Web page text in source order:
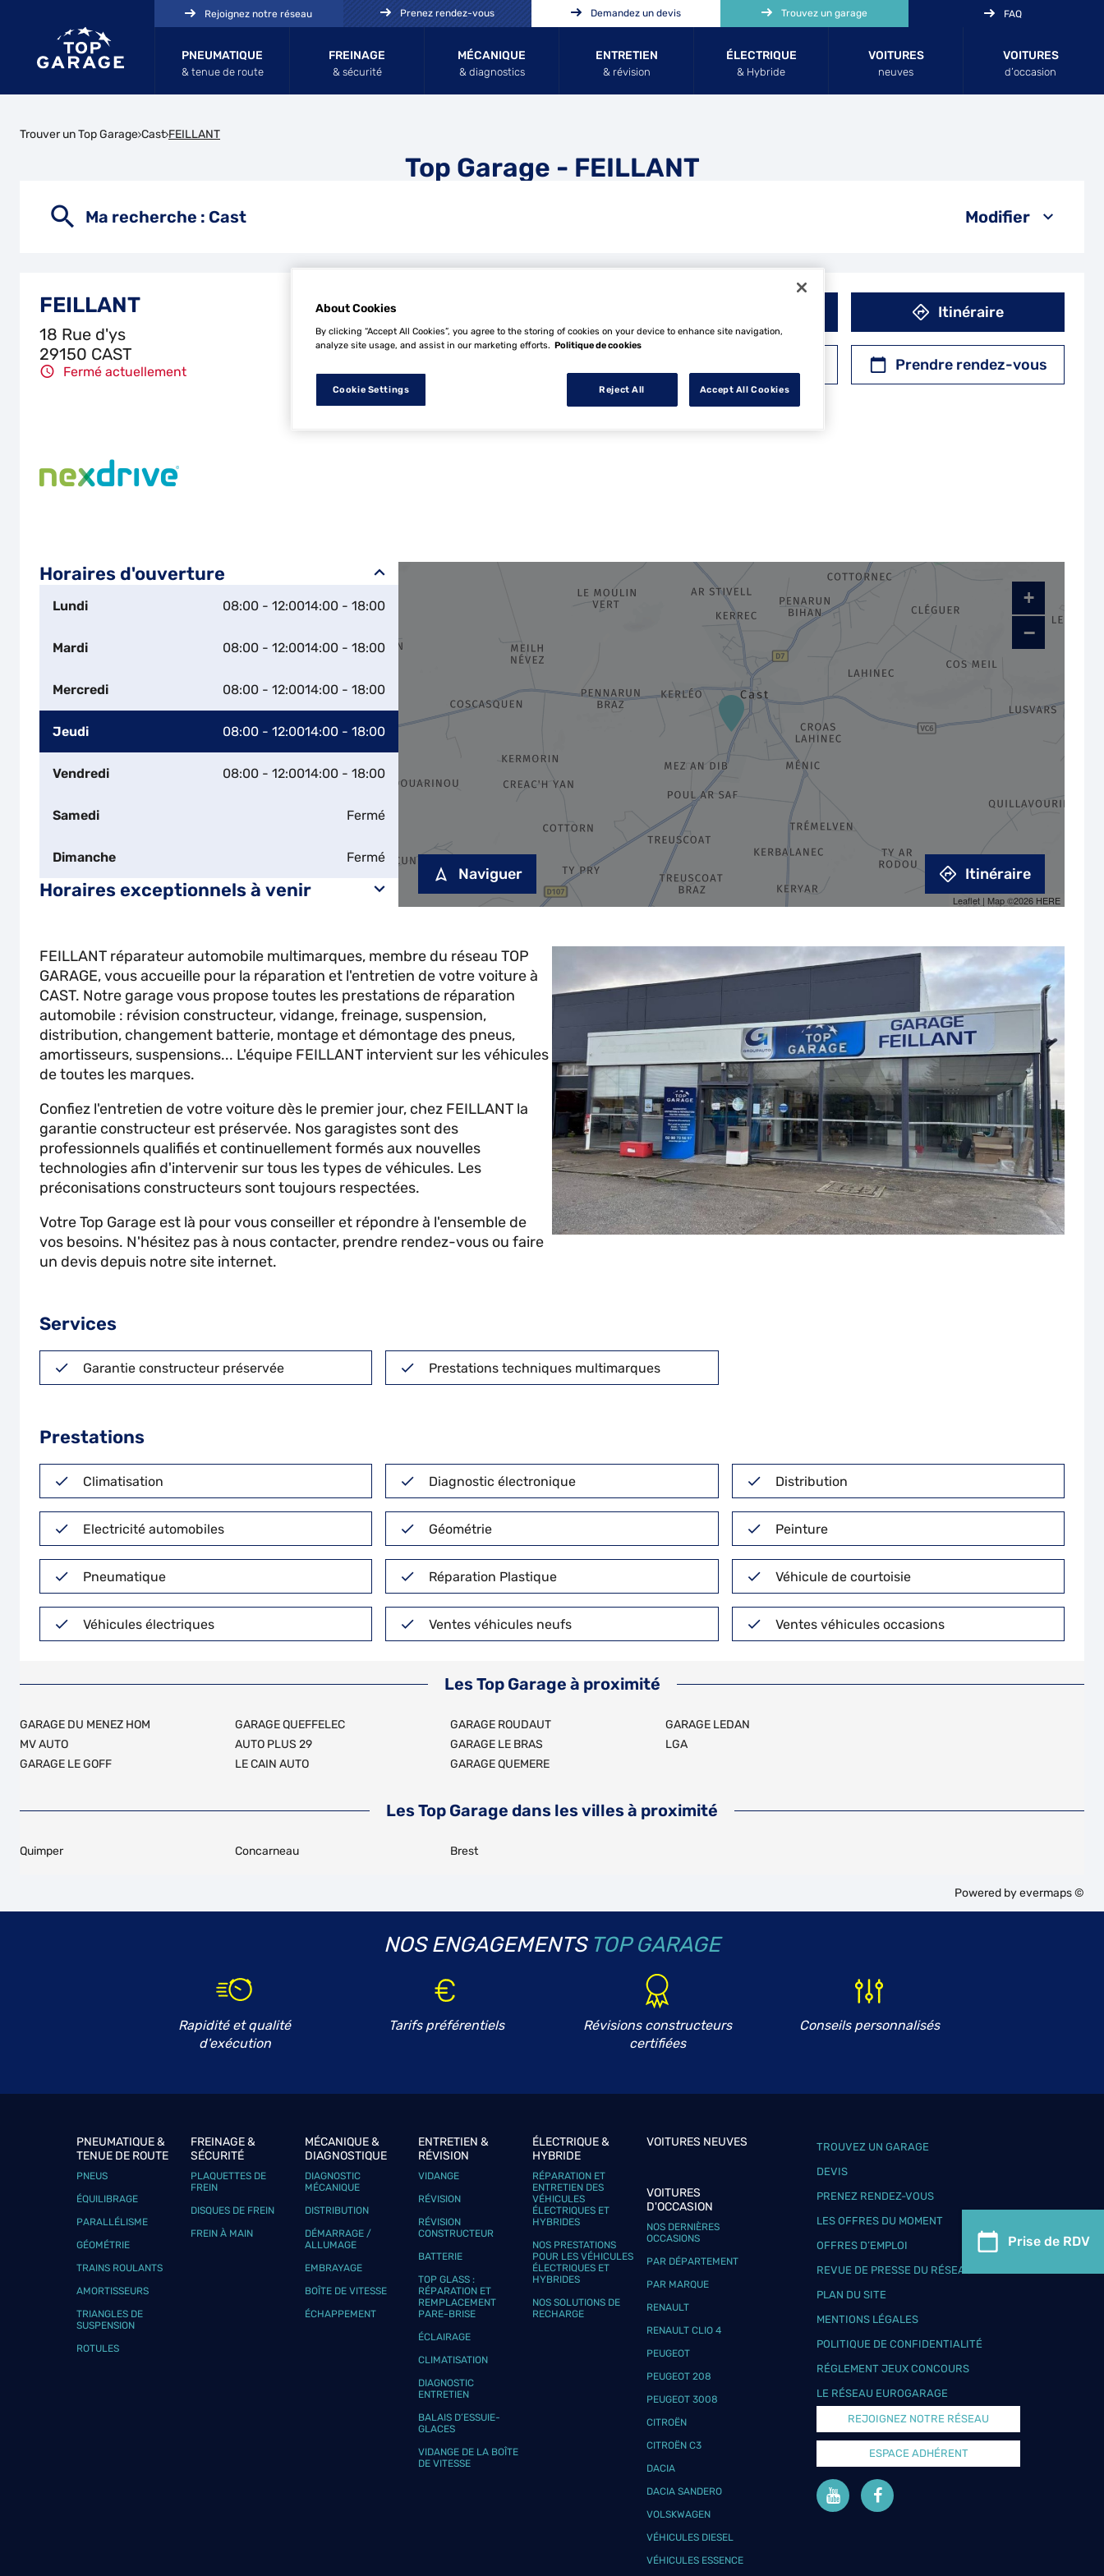
PNEUMATIQUE
& tenue de route
FREINAGE
& sécurité
MÉCANIQUE
& diagnostics
ENTRETIEN
& révision
ÉLECTRIQUE
& Hybride
VOITURES
neuves
VOITURES
d’occasion
Rejoignez notre réseau Prenez rendez-vous Demandez un devis Trouvez un garage FAQ
Trouver un Top Garage Cast FEILLANT
Top Garage - FEILLANT
Ma recherche : Cast Modifier
FEILLANT
18 Rue d'ys
29150 CAST
Fermé actuellement
Itinéraire
Prendre rendez-vous
Prise de RDV
Horaires d'ouverture
Lundi 08:00 - 12:0014:00 - 18:00
Mardi 08:00 - 12:0014:00 - 18:00
Mercredi 08:00 - 12:0014:00 - 18:00
Jeudi 08:00 - 12:0014:00 - 18:00
Vendredi 08:00 - 12:0014:00 - 18:00
Samedi Fermé
Dimanche Fermé
Horaires exceptionnels à venir
+
−
Leaflet | Map ©2026 HERE
Naviguer Itinéraire
FEILLANT réparateur automobile multimarques, membre du réseau TOP
GARAGE, vous accueille pour la réparation et l'entretien de votre voiture à
CAST. Notre garage vous propose toutes les prestations de réparation
automobile : révision constructeur, vidange, freinage, suspension,
distribution, changement batterie, montage et démontage des pneus,
amortisseurs, suspensions... L'équipe FEILLANT intervient sur les véhicules
de toutes les marques.
Confiez l'entretien de votre voiture dès le premier jour, chez FEILLANT la
garantie constructeur est préservée. Nos garagistes sont des
professionnels qualifiés et continuellement formés aux nouvelles
technologies afin d'intervenir sur tous les types de véhicules. Les
préconisations constructeurs sont toujours respectées.
Votre Top Garage est là pour vous conseiller et répondre à l'ensemble de
vos besoins. N'hésitez pas à nous contacter, prendre rendez-vous ou faire
un devis depuis notre site internet.
Services
Garantie constructeur préservée Prestations techniques multimarques
Prestations
Climatisation Diagnostic électronique Distribution
Electricité automobiles Géométrie Peinture
Pneumatique Réparation Plastique Véhicule de courtoisie
Véhicules électriques Ventes véhicules neufs Ventes véhicules occasions
Les Top Garage à proximité
GARAGE DU MENEZ HOM
MV AUTO
GARAGE LE GOFF
GARAGE QUEFFELEC
AUTO PLUS 29
LE CAIN AUTO
GARAGE ROUDAUT
GARAGE LE BRAS
GARAGE QUEMERE
GARAGE LEDAN
LGA
Les Top Garage dans les villes à proximité
Quimper Concarneau Brest
Powered byevermaps ©
NOS ENGAGEMENTS TOP GARAGE
Rapidité et qualité
d'exécution
Tarifs préférentiels
Révisions constructeurs
certifiées
Conseils personnalisés
PNEUMATIQUE &
TENUE DE ROUTE
PNEUS
ÉQUILIBRAGE
PARALLÉLISME
GÉOMÉTRIE
TRAINS ROULANTS
AMORTISSEURS
TRIANGLES DE
SUSPENSION
ROTULES
FREINAGE &
SÉCURITÉ
PLAQUETTES DE
FREIN
DISQUES DE FREIN
FREIN À MAIN
MÉCANIQUE &
DIAGNOSTIQUE
DIAGNOSTIC
MÉCANIQUE
DISTRIBUTION
DÉMARRAGE /
ALLUMAGE
EMBRAYAGE
BOÎTE DE VITESSE
ÉCHAPPEMENT
ENTRETIEN &
RÉVISION
VIDANGE
RÉVISION
RÉVISION
CONSTRUCTEUR
BATTERIE
TOP GLASS :
RÉPARATION ET
REMPLACEMENT
PARE-BRISE
ÉCLAIRAGE
CLIMATISATION
DIAGNOSTIC
ENTRETIEN
BALAIS D’ESSUIE-
GLACES
VIDANGE DE LA BOÎTE
DE VITESSE
ÉLECTRIQUE &
HYBRIDE
RÉPARATION ET
ENTRETIEN DES
VÉHICULES
ÉLECTRIQUES ET
HYBRIDES
NOS PRESTATIONS
POUR LES VÉHICULES
ÉLECTRIQUES ET
HYBRIDES
NOS SOLUTIONS DE
RECHARGE
VOITURES NEUVES
VOITURES
D'OCCASION
NOS DERNIÈRES
OCCASIONS
PAR DÉPARTEMENT
PAR MARQUE
RENAULT
RENAULT CLIO 4
PEUGEOT
PEUGEOT 208
PEUGEOT 3008
CITROËN
CITROËN C3
DACIA
DACIA SANDERO
VOLSKWAGEN
VÉHICULES DIESEL
VÉHICULES ESSENCE
TROUVEZ UN GARAGE
DEVIS
PRENEZ RENDEZ-VOUS
LES OFFRES DU MOMENT
OFFRES D’EMPLOI
REVUE DE PRESSE DU RÉSEAU
PLAN DU SITE
MENTIONS LÉGALES
POLITIQUE DE CONFIDENTIALITÉ
RÉGLEMENT JEUX CONCOURS
LE RÉSEAU EUROGARAGE
REJOIGNEZ NOTRE RÉSEAU
ESPACE ADHÉRENT
About Cookies
By clicking “Accept All Cookies”, you agree to the storing of cookies on your device to enhance site navigation,
analyze site usage, and assist in our marketing efforts. Politique de cookies
Cookie Settings Reject All Accept All Cookies